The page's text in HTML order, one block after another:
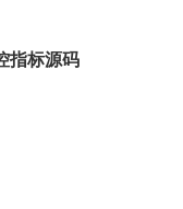
指标源码